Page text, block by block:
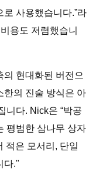
사용했습니다.”라
용도 저렴했습니
의 현대화된 버전으
한의 진술 방식은 아
니다. Nick은 “박공
평범한 삼나무 상자
적은 모서리, 단일
다."